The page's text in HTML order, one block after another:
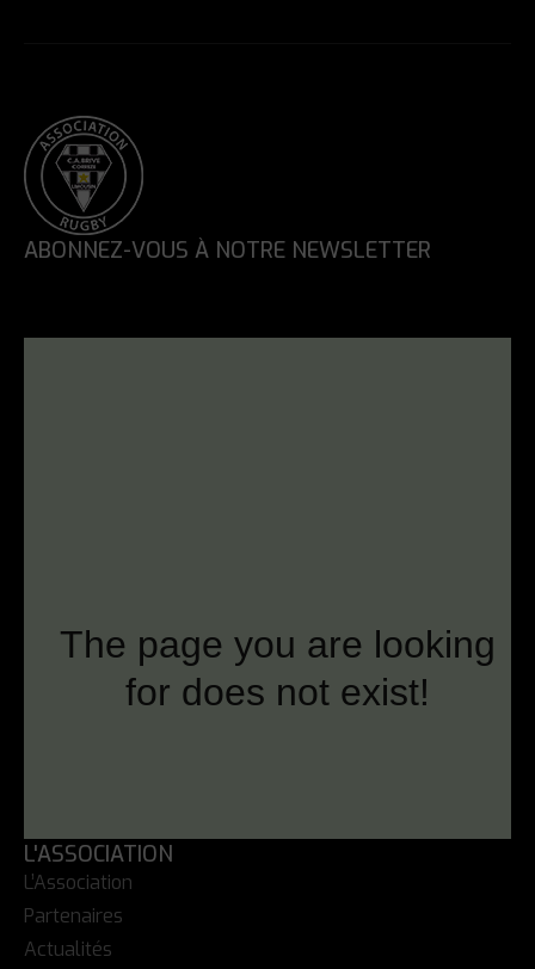
ABONNEZ-VOUS À NOTRE NEWSLETTER
L'ASSOCIATION
L’Association
Partenaires
Actualités